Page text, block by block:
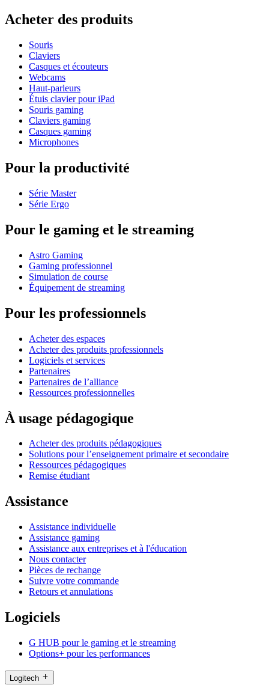
Acheter des produits
Souris
Claviers
Casques et écouteurs
Webcams
Haut-parleurs
Étuis clavier pour iPad
Souris gaming
Claviers gaming
Casques gaming
Microphones
Pour la productivité
Série Master
Série Ergo
Pour le gaming et le streaming
Astro Gaming
Gaming professionnel
Simulation de course
Équipement de streaming
Pour les professionnels
Acheter des espaces
Acheter des produits professionnels
Logiciels et services
Partenaires
Partenaires de l’alliance
Ressources professionnelles
À usage pédagogique
Acheter des produits pédagogiques
Solutions pour l’enseignement primaire et secondaire
Ressources pédagogiques
Remise étudiant
Assistance
Assistance individuelle
Assistance gaming
Assistance aux entreprises et à l'éducation
Nous contacter
Pièces de rechange
Suivre votre commande
Retours et annulations
Logiciels
G HUB pour le gaming et le streaming
Options+ pour les performances
Logitech